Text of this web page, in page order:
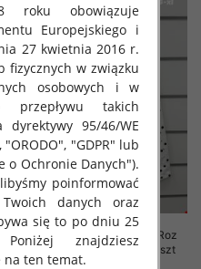
Rybaczki damskie jeansy Roz
XS-XL, 1 Kolor Paczka 10 szt
obowiązuje
Europejskiego i
27 kwietnia 2016 r.
fizycznych w związku
osobowych i w
przepływu takich
95/46/WE
"GDPR" lub
o Ochronie Danych").
poinformować
danych oraz
się to po dniu 25
znajdziesz
na ten temat.